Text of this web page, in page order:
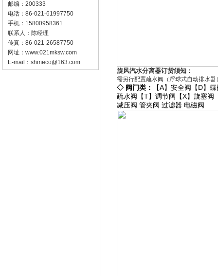
邮编：200333
电话：86-021-61997750
手机：15800958361
联系人：陈经理
传真：86-021-26587750
网址： www.021mksw.com
E-mail： shmeco@163.com
旋风汽水分离器订货须知：
需另行配置疏水阀（浮球式自动排水器
◇ 阀门类： 【A】 安全阀 【D】 蝶
疏水阀 【T】 调节阀 【X】 旋塞阀
减压阀 管夹阀 过滤器 电磁阀